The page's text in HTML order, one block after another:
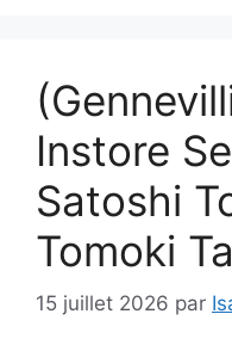
Instore
Satoshi
Tomoki
15 juillet 2026 par